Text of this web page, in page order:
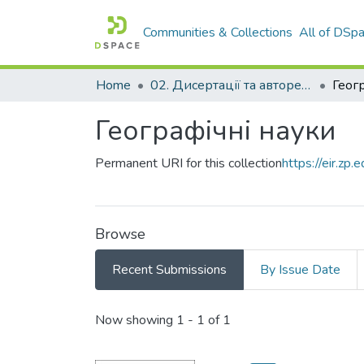
Communities & Collections All of
Home 02. Дисертації та автореферати дисертацій
Географічні науки
Permanent URI for this collectionhttps://
Browse
Recent Submissions By Issue Date
Recent Submissions
Now showing 1 - 1 of 1